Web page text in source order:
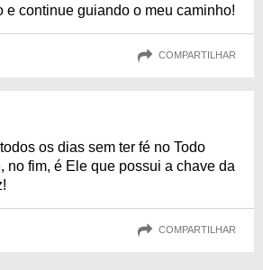
e continue guiando o meu caminho!
COMPARTILHAR
os dias sem ter fé no Todo
no fim, é Ele que possui a chave da
COMPARTILHAR